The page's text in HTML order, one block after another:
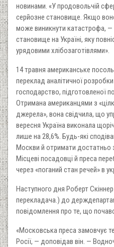
новинами. «У продовольчій
серйозне становище. Якщо
може виникнути катастрофа, —
становище на Україні, яку
урядовими хлібозаготівлями».
14 травня американське
переклад аналітичної
господарство, підготовленої
Отримана американцями з
джерела», вона свідчила, що
вересня Україна виконала
лише на 28,6%. Будь-які
Москви й отримати достатньо
Місцеві посадовці й преса
через «поганий стан речей» в
Наступного дня Роберт
перекладача.) до
повідомлення про те, що
«Московська преса замовчує
Росії, — доповідав він. —